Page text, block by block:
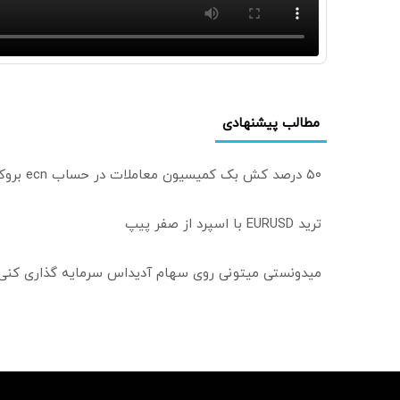
مطالب پیشنهادی
۵۰ درصد کش بک کمیسیون معاملات در حساب ecn بروکر اینوسلو
ترید EURUSD با اسپرد از صفر پیپ
میدونستی میتونی روی سهام آدیداس سرمایه گذاری